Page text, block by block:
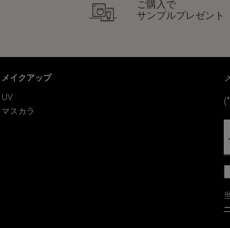
ご購入で
サンプルプレゼント
メイクアップ
UV
マスカラ